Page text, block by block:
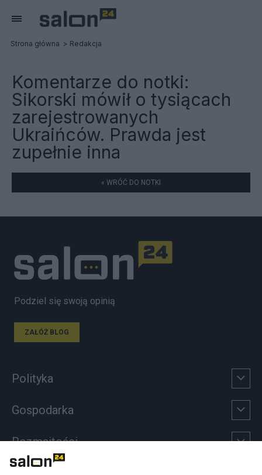
Strona główna Redakcja
Komentarze do notki:
Sikorski mówił o tysiącach
zarejestrowanych
Ukraińców. Prawda jest
zupełnie inna
« WRÓĆ DO NOTKI
Podziel się swoją opinią
ZAŁÓŻ BLOG
Polityka
Gospodarka
Rozmaitości